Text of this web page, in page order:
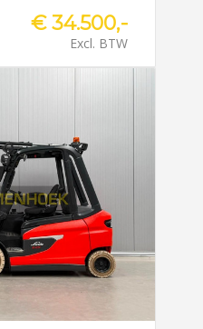
€ 34.500,-
Excl. BTW